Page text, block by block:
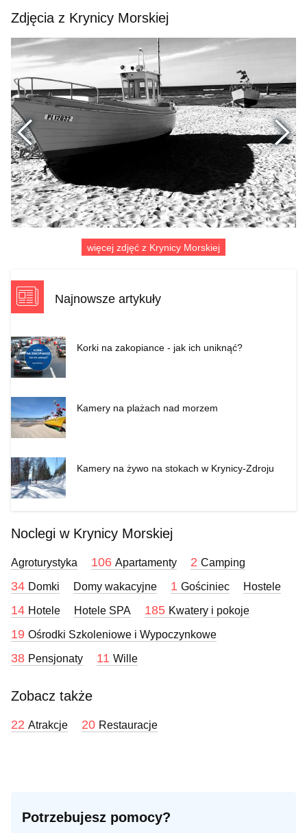
Zdjęcia z Krynicy Morskiej
Poprzednie
więcej zdjęć z Krynicy Morskiej
Najnowsze artykuły
Korki na zakopiance - jak ich uniknąć?
Kamery na plażach nad morzem
Kamery na żywo na stokach w Krynicy-Zdroju
Noclegi w Krynicy Morskiej
Agroturystyka 106 Apartamenty 2 Camping
34 Domki Domy wakacyjne 1 Gościniec Hostele
14 Hotele Hotele SPA 185 Kwatery i pokoje
19 Ośrodki Szkoleniowe i Wypoczynkowe
38 Pensjonaty 11 Wille
Zobacz także
22 Atrakcje 20 Restauracje
Potrzebujesz pomocy?